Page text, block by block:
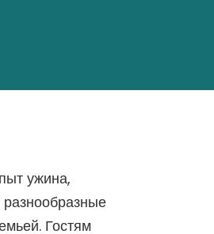
ужина,
Гостям